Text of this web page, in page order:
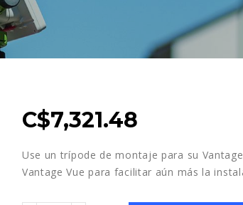
C$7,321.48
Use un trípode de montaje para su
Vantage Vue para facilitar aún más la